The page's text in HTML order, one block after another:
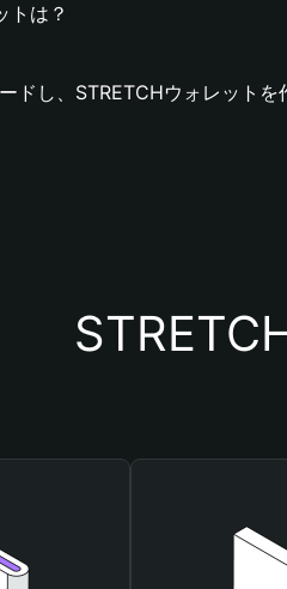
トは？
ドし、STRETCHウォレットを